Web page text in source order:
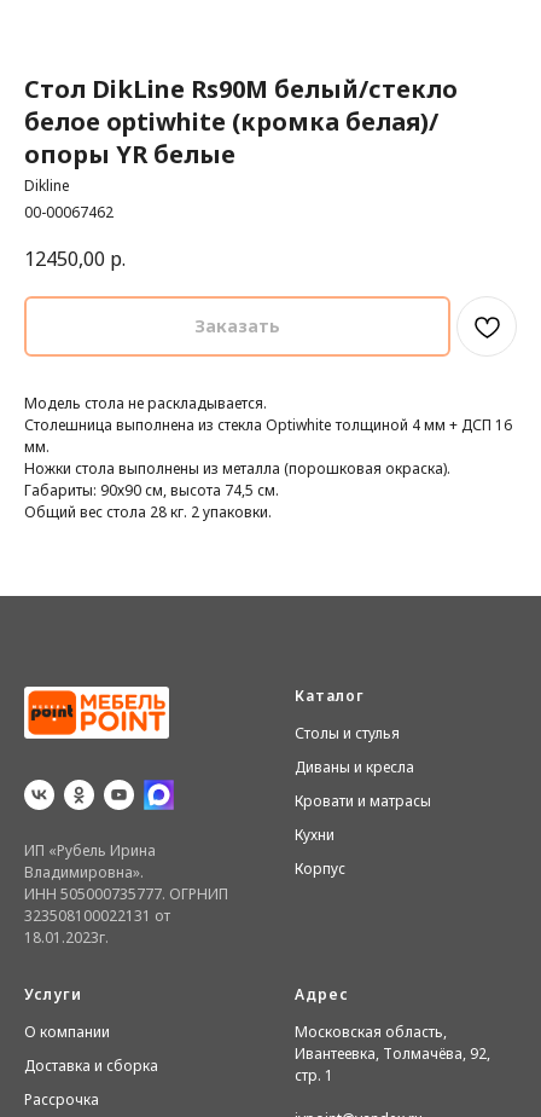
Стол DikLine Rs90М белый/стекло
белое optiwhite (кромка белая)/
опоры YR белые
Dikline
00-00067462
12450,00 р.
Заказать
Модель стола не раскладывается.
Столешница выполнена из стекла Optiwhite толщиной 4 мм + ДСП 16
мм.
Ножки стола выполнены из металла (порошковая окраска).
Габариты: 90х90 см, высота 74,5 см.
Общий вес стола 28 кг. 2 упаковки.
ИП «Рубель Ирина
Владимировна».
ИНН 505000735777. ОГРНИП
323508100022131 от
18.01.2023г.
Каталог
Столы и стулья
Диваны и кресла
Кровати и матрасы
Кухни
Корпус
Услуги
О компании
Доставка и сборка
Рассрочка
Адрес
Московская область,
Ивантеевка, Толмачёва, 92,
стр. 1